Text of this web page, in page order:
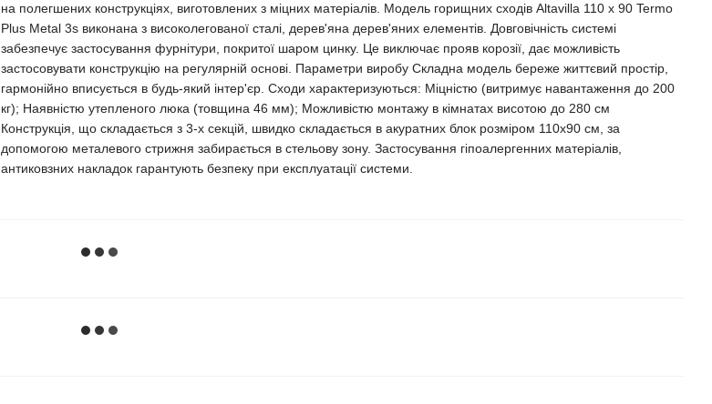
на полегшених конструкціях, виготовлених з міцних матеріалів. Модель горищних сходів Altavilla 110 х 90 Termo
Plus Metal 3s виконана з високолегованої сталі, дерев'яна дерев'яних елементів. Довговічність системі
забезпечує застосування фурнітури, покритої шаром цинку. Це виключає прояв корозії, дає можливість
застосовувати конструкцію на регулярній основі. Параметри виробу Складна модель береже життєвий простір,
гармонійно вписується в будь-який інтер'єр. Сходи характеризуються: Міцністю (витримує навантаження до 200
кг); Наявністю утепленого люка (товщина 46 мм); Можливістю монтажу в кімнатах висотою до 280 см
Конструкція, що складається з 3-х секцій, швидко складається в акуратних блок розміром 110х90 см, за
допомогою металевого стрижня забирається в стельову зону. Застосування гіпоалергенних матеріалів,
антиковзних накладок гарантують безпеку при експлуатації системи.